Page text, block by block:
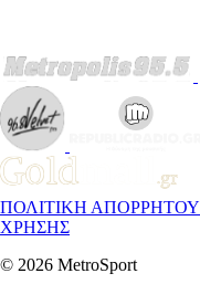
ΠΟΛΙΤΙΚΗ ΑΠΟΡΡΗΤΟΥ
ΧΡΗΣΗΣ
© 2026 MetroSport